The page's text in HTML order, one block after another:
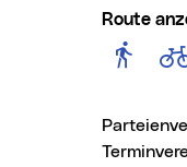
Route